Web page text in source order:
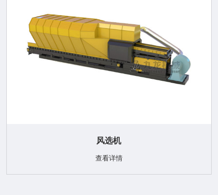
风选机
查看详情